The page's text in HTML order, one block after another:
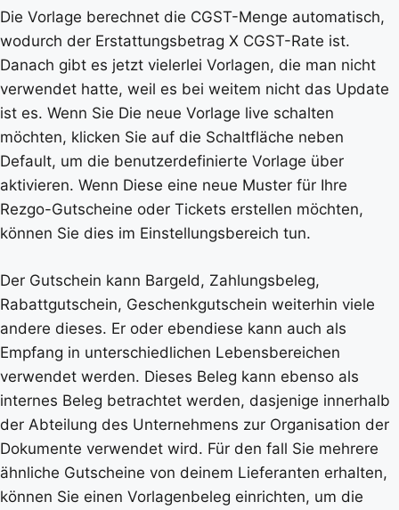
Die Vorlage berechnet die CGST-Menge automatisch,
wodurch der Erstattungsbetrag X CGST-Rate ist.
Danach gibt es jetzt vielerlei Vorlagen, die man nicht
verwendet hatte, weil es bei weitem nicht das Update
ist es. Wenn Sie Die neue Vorlage live schalten
möchten, klicken Sie auf die Schaltfläche neben
Default, um die benutzerdefinierte Vorlage über
aktivieren. Wenn Diese eine neue Muster für Ihre
Rezgo-Gutscheine oder Tickets erstellen möchten,
können Sie dies im Einstellungsbereich tun.
Der Gutschein kann Bargeld, Zahlungsbeleg,
Rabattgutschein, Geschenkgutschein weiterhin viele
andere dieses. Er oder ebendiese kann auch als
Empfang in unterschiedlichen Lebensbereichen
verwendet werden. Dieses Beleg kann ebenso als
internes Beleg betrachtet werden, dasjenige innerhalb
der Abteilung des Unternehmens zur Organisation der
Dokumente verwendet wird. Für den fall Sie mehrere
ähnliche Gutscheine von deinem Lieferanten erhalten,
können Sie einen Vorlagenbeleg einrichten, um die